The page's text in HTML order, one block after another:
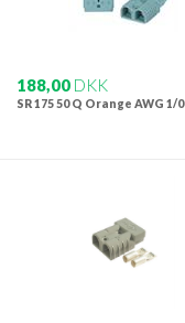
188,00 DKK
SR 175 50 Q Orange AWG 1/0